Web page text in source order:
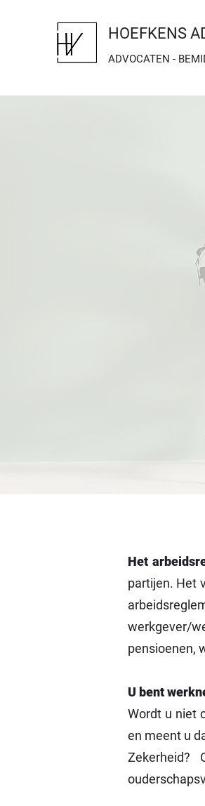
HOEFKENS
ADVOCATEN -
Het
partijen. Het
werkgever/
pensioenen,
U bent
Wordt u niet
en meent u
Zekerheid?